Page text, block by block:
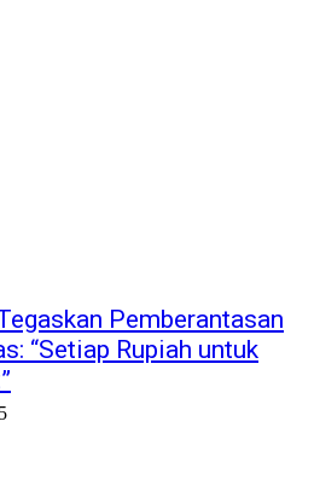
Pemberantasan
“Setiap Rupiah untuk